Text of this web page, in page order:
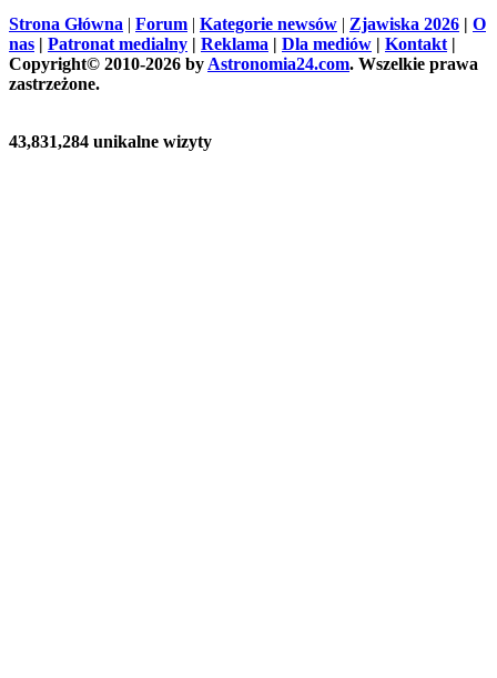
Strona Główna | Forum | Kategorie newsów | Zjawiska 2026 | O
nas | Patronat medialny | Reklama | Dla mediów | Kontakt |
Copyright© 2010-2026 by Astronomia24.com. Wszelkie prawa
zastrzeżone.
43,831,284 unikalne wizyty